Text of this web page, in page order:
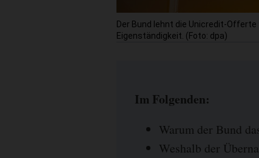
Der Bund lehnt die Unicredit-
Eigenständigkeit. (Foto: dpa)
Im Folgenden:
Warum der Bund
Weshalb der